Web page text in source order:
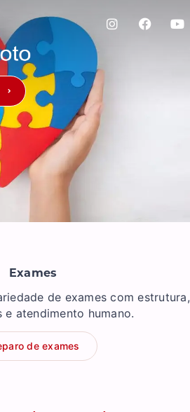
Exames
de exames com estrutura,
e atendimento humano.
de exames